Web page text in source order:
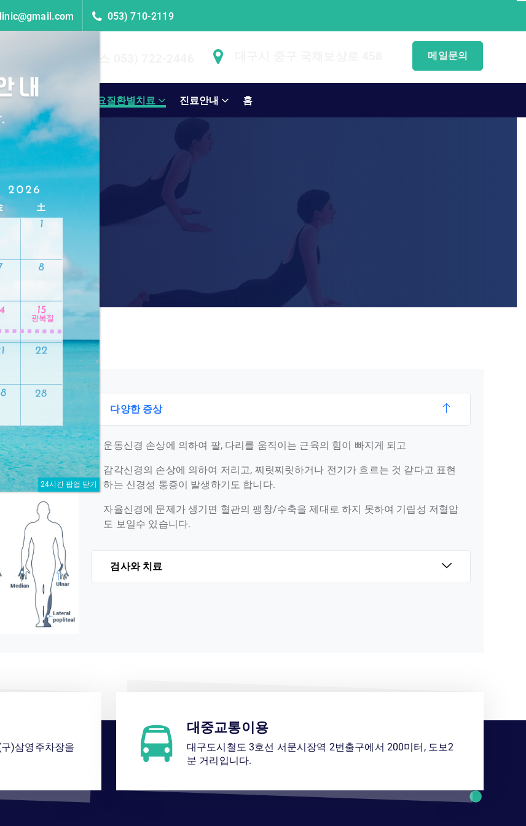
053) 710-2119
메일문의
주요시술방법 주요질환별치료 진료안내 홈
게 되어 통증을
당뇨병의 합병
다양한 증상
운동신경 손상에 의하여 팔, 다리를 움직이는 근육의 힘이 빠지게 되고
감각신경의 손상에 의하여 저리고, 찌릿찌릿하거나 전기가 흐르는 것 같다고 표현
하는 신경성 통증이 발생하기도 합니다.
자율신경에 문제가 생기면 혈관의 팽창/수축을 제대로 하지 못하여 기립성 저혈압
도 보일수 있습니다.
검사와 치료
)삼영주차장을
대중교통이용
대구도시철도 3호선 서문시장역 2번출구에서 200미터, 도보2
분 거리입니다.
24시간 팝업 닫기